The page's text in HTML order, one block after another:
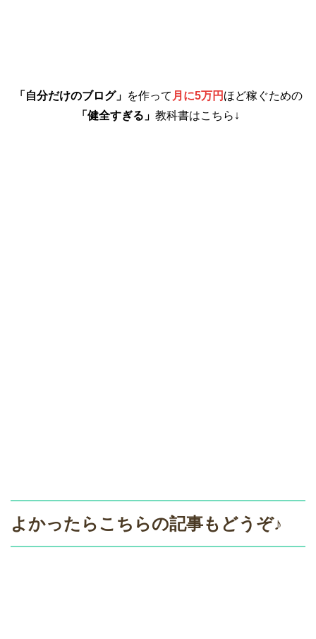
「自分だけのブログ」 を作って 月に5万円 ほど稼ぐための
「健全すぎる」 教科書はこちら↓
よかったらこちらの記事もどうぞ♪